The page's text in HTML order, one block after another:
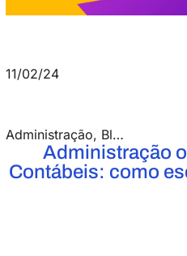
11/02/24
Administração, Blog
Administração
Contábeis: como